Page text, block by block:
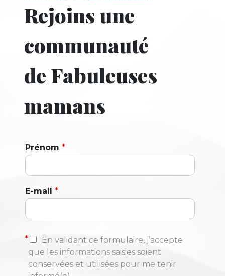
Rejoins une
communauté
de Fabuleuses
mamans
Prénom *
E-mail *
*
En validant ce formulaire, j’accepte
que les informations saisies soient
conservées et utilisées pour me tenir